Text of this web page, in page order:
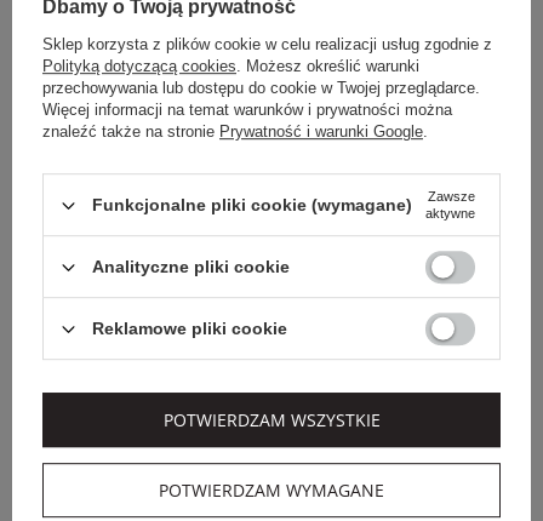
JOSEPH RIBKOFF
JOSEPH RIBKOFF
1 039,00 PLN
JOOP! JEANS
KATANA DAMSKA IKE
JOOP! JEANS
959,00 PLN
Dbamy o Twoją prywatność
Sklep korzysta z plików cookie w celu realizacji usług zgodnie z
Polityką dotyczącą cookies. Możesz określić warunki
przechowywania lub dostępu do cookie w Twojej przeglądarce.
Więcej informacji na temat warunków i prywatności można
znaleźć także na stronie Prywatność i warunki Google.
Funkcjonalne pliki cookie (wymagane)
Zawsze
aktywne
Analityczne pliki cookie
Reklamowe pliki cookie
POTWIERDZAM WYMAGANE
POTWIERDZAM WSZYSTKIE